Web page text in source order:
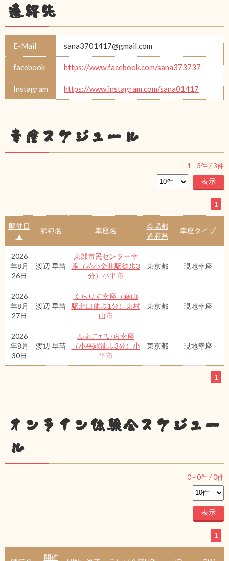
連絡先
E-Mail sana3701417@gmail.com
facebook https://www.facebook.com/sana373737
Instagram https://www.instagram.com/sana01417
幸座スケジュール
1 - 3件 /3件
1
開催日
▲
師範名 幸座名
会場都
道府県
幸座タイプ
2026
年8月
26日
渡辺 早苗
東部市民センター幸
座（花小金井駅徒歩3
分）小平市
東京都 現地幸座
2026
年8月
27日
渡辺 早苗
くらりす幸座（萩山
駅北口徒歩1分）東村
山市
東京都 現地幸座
2026
年8月
30日
渡辺 早苗
ルネこだいら幸座
（小平駅徒歩3分）小
平市
東京都 現地幸座
1
オンライン体験会スケジュー
ル
0 - 0件 /0件
1
開催